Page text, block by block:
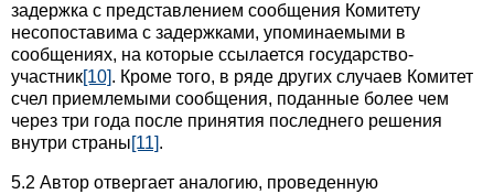
задержка с представлением сообщения Комитету
несопоставима с задержками, упоминаемыми в
сообщениях, на которые ссылается государство-
участник[10]. Кроме того, в ряде других случаев Комитет
счел приемлемыми сообщения, поданные более чем
через три года после принятия последнего решения
внутри страны[11].
5.2 Автор отвергает аналогию, проведенную